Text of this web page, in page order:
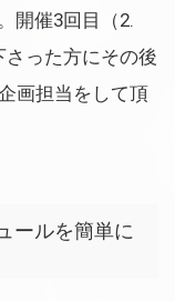
開催3回目（2.
った方にその後
画担当をして頂
ールを簡単に